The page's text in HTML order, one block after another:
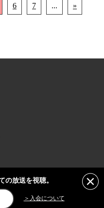
6 7 ... »
び動画などは日本の著作権法や国
承諾を得ずに転載や再利用するこ
の放送を視聴。
＞入会について